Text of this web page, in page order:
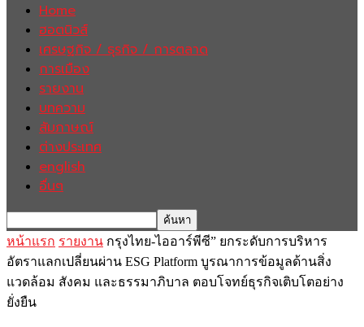
Home
ฮอตนิวส์
เศรษฐกิจ / ธุรกิจ / การตลาด
การเมือง
รายงาน
บทความ
สัมภาษณ์
ต่างประเทศ
english
อื่นๆ
หน้าแรก รายงาน กรุงไทย-ไออาร์พีซี” ยกระดับการบริหาร
อัตราแลกเปลี่ยนผ่าน ESG Platform บูรณาการข้อมูลด้านสิ่ง
แวดล้อม สังคม และธรรมาภิบาล ตอบโจทย์ธุรกิจเติบโตอย่าง
ยั่งยืน